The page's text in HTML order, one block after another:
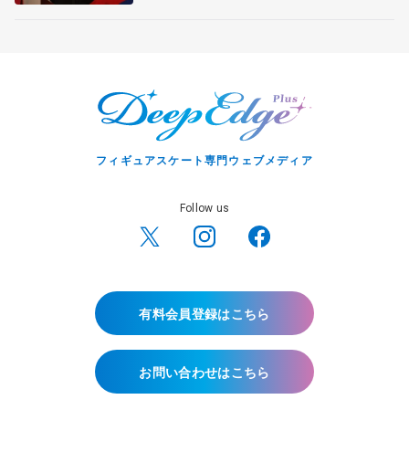
フィギュアスケート専門ウェブメディア
Follow us
有料会員登録はこちら
お問い合わせはこちら